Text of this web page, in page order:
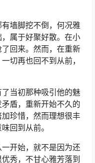
墙脚挖不倒，何况雅
属于好聚好散。在小
回来。然而，在重新
切再也回不到从前，
当初那种吸引他的魅
盾，重新开始不久的
珍惜，然而理想很丰
回到从前。
开始，就不是因为还
秀，不甘心雅芳落到